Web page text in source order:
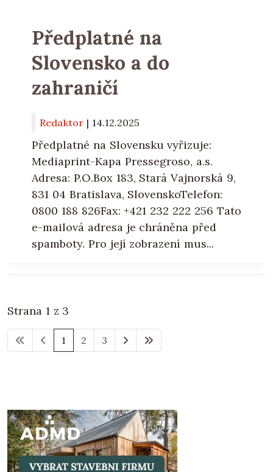
Předplatné na
Slovensko a do
zahraničí
Redaktor | 14.12.2025
Předplatné na Slovensku vyřizuje:
Mediaprint-Kapa Pressegroso, a.s.
Adresa: P.O.Box 183, Stará Vajnorská 9,
831 04 Bratislava, SlovenskoTelefon:
0800 188 826Fax: +421 232 222 256 Tato
e-mailová adresa je chráněna před
spamboty. Pro její zobrazení mus...
Strana 1 z 3
1 2 3